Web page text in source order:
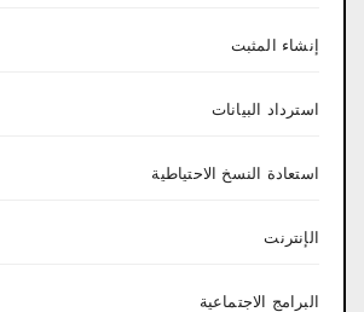
إنشاء المثبت
استرداد البيانات
استعادة النسخ الاحتياطية
الإنترنت
البرامج الاجتماعية